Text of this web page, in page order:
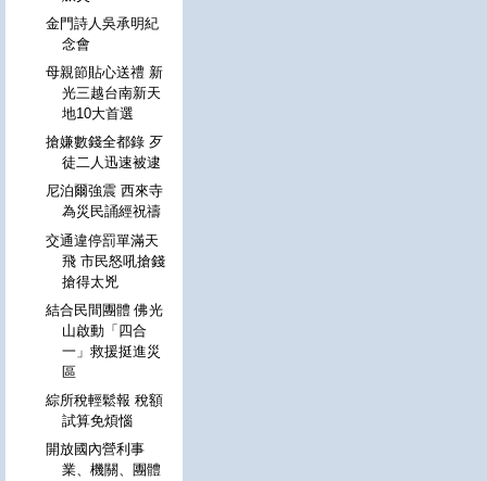
金門詩人吳承明紀
念會
母親節貼心送禮 新
光三越台南新天
地10大首選
搶嫌數錢全都錄 歹
徒二人迅速被逮
尼泊爾強震 西來寺
為災民誦經祝禱
交通違停罰單滿天
飛 市民怒吼搶錢
搶得太兇
結合民間團體 佛光
山啟動「四合
一」救援挺進災
區
綜所稅輕鬆報 稅額
試算免煩惱
開放國內營利事
業、機關、團體